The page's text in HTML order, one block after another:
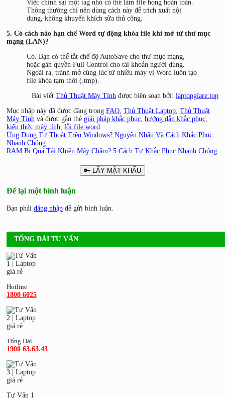
Việc chỉnh sai một tag nhỏ có thể làm file hỏng hoàn toàn.
Thông thường chỉ nên dùng cách này để trích xuất nội
dung, không khuyến khích sửa thủ công.
5. Có cách nào hạn chế Word tự động khóa file khi mở từ thư mục
mạng (LAN)?
Có. Bạn có thể tắt chế độ AutoSave cho thư mục mạng,
hoặc gán quyền Full Control cho tài khoản người dùng.
Ngoài ra, tránh mở cùng lúc từ nhiều máy vì Word luôn tạo
file khóa tạm thời (.tmp).
Bài viết Thủ Thuật Máy Tính được biên soạn bởi: laptopgiare.top
Mục nhập này đã được đăng trong FAQ, Thủ Thuật Laptop, Thủ Thuật
Máy Tính và được gắn thẻ giải pháp khắc phục, hướng dẫn khắc phục,
kiến thức máy tính, lỗi file word.
Ứng Dụng Tự Thoát Trên Windows? Nguyên Nhân Và Cách Khắc Phục
Nhanh Chóng
RAM Bị Quá Tải Khiến Máy Chậm? 5 Cách Tự Khắc Phục Nhanh Chóng
🔑 LẤY MẬT KHẨU
Để lại một bình luận
Bạn phải đăng nhập để gửi bình luận.
TỔNG ĐÀI TƯ VẤN
Hotline
1800 6025
Tổng Đài
1900 63.63.43
Tư Vấn 1